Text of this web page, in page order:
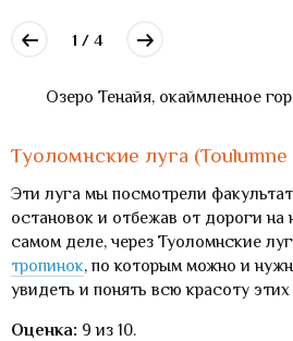
1 / 4
Озеро Тенайя, окаймленное
Туоломнские луга
Эти луга мы посмотрели
остановок и отбежав от дороги на
самом деле, через Туоломнские
тропинок, по которым можно и
увидеть и понять всю красоту
Оценка: 9 из 10.